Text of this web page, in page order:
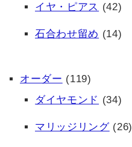
イヤ・ピアス (42)
石合わせ留め (14)
オーダー (119)
ダイヤモンド (34)
マリッジリング(26)